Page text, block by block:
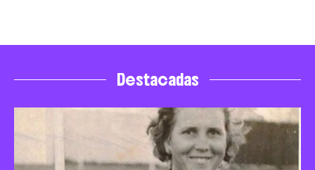
Destacadas